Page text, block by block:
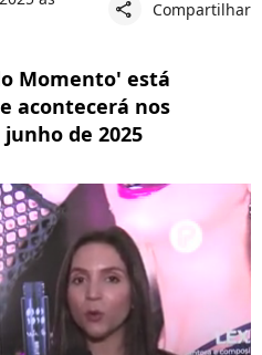
share Compartilhar
Momento' está
acontecerá nos
de 2025